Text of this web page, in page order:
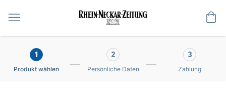
1
Produkt wählen
2
Persönliche Daten
3
Zahlung